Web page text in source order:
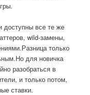
все те же
wild-замены,
только
для новичка
разобраться в
и только потом,
ставки.